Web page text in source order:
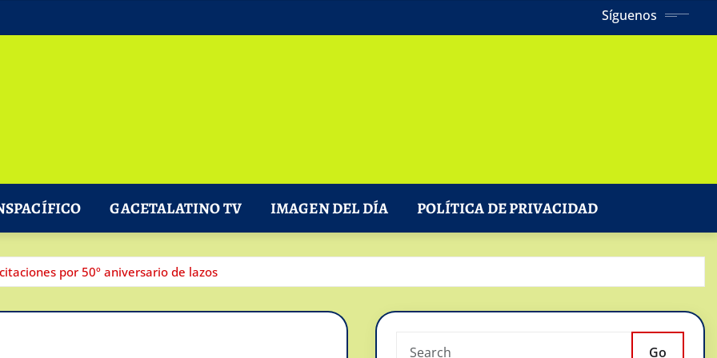
Síguenos
GACETALATINO TV IMAGEN DEL DÍA POLÍTICA DE PRIVACIDAD
por 50º aniversario de lazos
Go